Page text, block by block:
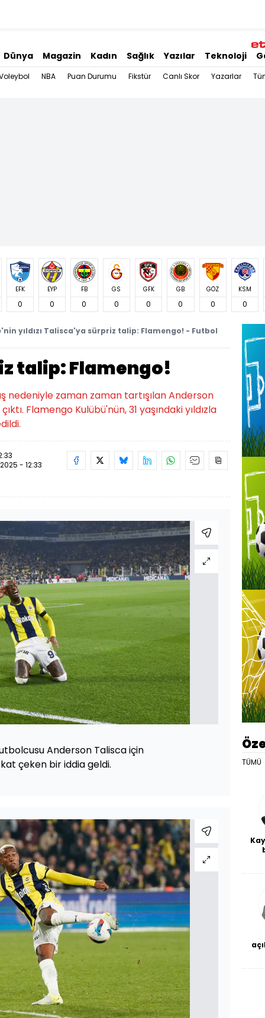
Dünya Magazin Kadın Sağlık Yazılar Teknoloji
NBA Puan Durumu Fikstür Canlı Skor Yazarlar
EFK
0
EYP
0
FB
0
GS
0
GFK
0
GB
0
GÖZ
0
KSM
0
yıldızı Talisca'ya sürpriz talip: Flamengo! - Futbol
talip: Flamengo!
nedeniyle zaman zaman tartışılan Anderson
Flamengo Kulübü'nün, 31 yaşındaki yıldızla
- 12:33
Anderson Talisca için
çeken bir iddia geldi.
TÜMÜ